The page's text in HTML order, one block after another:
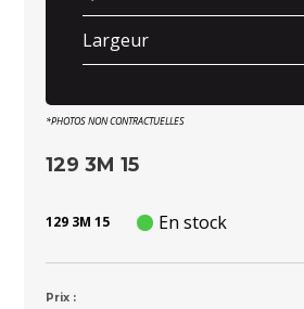
Largeur
*PHOTOS NON CONTRACTUELLES
129 3M 15
129 3M 15 En stock
Prix :